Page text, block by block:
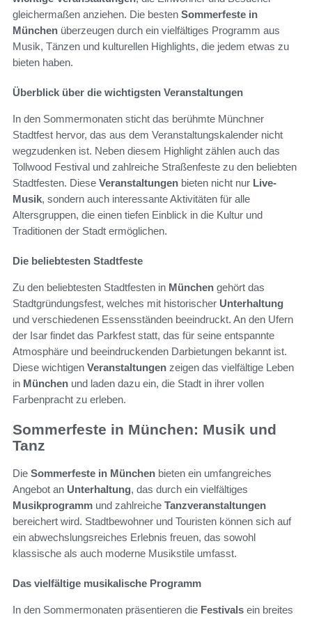
gleichermaßen anziehen. Die besten Sommerfeste in
München überzeugen durch ein vielfältiges Programm aus
Musik, Tänzen und kulturellen Highlights, die jedem etwas zu
bieten haben.
Überblick über die wichtigsten Veranstaltungen
In den Sommermonaten sticht das berühmte Münchner
Stadtfest hervor, das aus dem Veranstaltungskalender nicht
wegzudenken ist. Neben diesem Highlight zählen auch das
Tollwood Festival und zahlreiche Straßenfeste zu den beliebten
Stadtfesten. Diese Veranstaltungen bieten nicht nur Live-
Musik, sondern auch interessante Aktivitäten für alle
Altersgruppen, die einen tiefen Einblick in die Kultur und
Traditionen der Stadt ermöglichen.
Die beliebtesten Stadtfeste
Zu den beliebtesten Stadtfesten in München gehört das
Stadtgründungsfest, welches mit historischer Unterhaltung
und verschiedenen Essensständen beeindruckt. An den Ufern
der Isar findet das Parkfest statt, das für seine entspannte
Atmosphäre und beeindruckenden Darbietungen bekannt ist.
Diese wichtigen Veranstaltungen zeigen das vielfältige Leben
in München und laden dazu ein, die Stadt in ihrer vollen
Farbenpracht zu erleben.
Sommerfeste in München: Musik und
Tanz
Die Sommerfeste in München bieten ein umfangreiches
Angebot an Unterhaltung, das durch ein vielfältiges
Musikprogramm und zahlreiche Tanzveranstaltungen
bereichert wird. Stadtbewohner und Touristen können sich auf
ein abwechslungsreiches Erlebnis freuen, das sowohl
klassische als auch moderne Musikstile umfasst.
Das vielfältige musikalische Programm
In den Sommermonaten präsentieren die Festivals ein breites